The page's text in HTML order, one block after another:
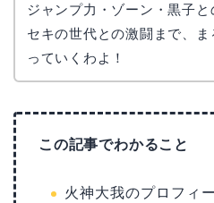
ジャンプ力・ゾーン・黒子と
セキの世代との激闘まで、ま
っていくわよ！
この記事でわかること
火神大我のプロフィ